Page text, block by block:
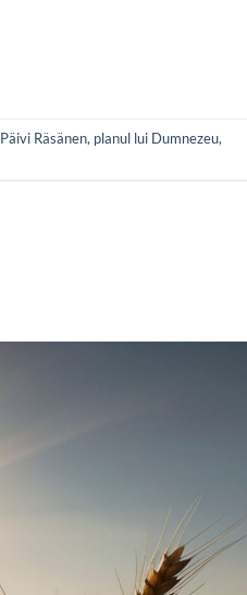
Päivi Räsänen, planul lui Dumnezeu,